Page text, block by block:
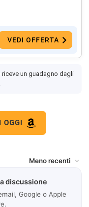
VEDI OFFERTA
un guadagno dagli
discussione
Google o Apple